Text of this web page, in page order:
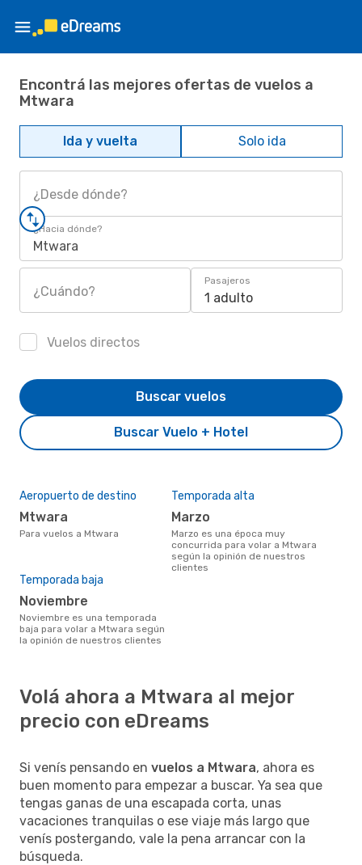
Encontrá las mejores ofertas de vuelos a
Mtwara
Ida y vuelta Solo ida
¿Desde dónde?
¿Hacia dónde?
Mtwara
¿Cuándo?
Pasajeros
1 adulto
Vuelos directos
Buscar Vuelo + Hotel
Buscar vuelos
Aeropuerto de destino
Mtwara
Para vuelos a Mtwara
Temporada alta
marzo
marzo es una época muy
concurrida para volar a Mtwara
según la opinión de nuestros
clientes
Temporada baja
noviembre
noviembre es una temporada
baja para volar a Mtwara según
la opinión de nuestros clientes
Volá ahora a Mtwara al mejor
precio con eDreams
Si venís pensando en vuelos a Mtwara, ahora es
buen momento para empezar a buscar. Ya sea que
tengas ganas de una escapada corta, unas
vacaciones tranquilas o ese viaje más largo que
venís postergando, vale la pena arrancar con la
búsqueda.